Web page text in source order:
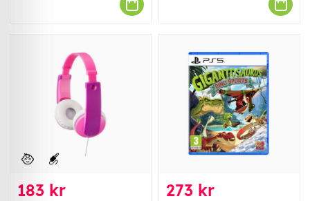
183 kr 273 kr